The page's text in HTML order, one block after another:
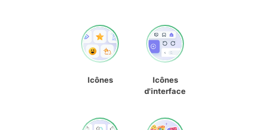
Icônes
Icônes
d'interface